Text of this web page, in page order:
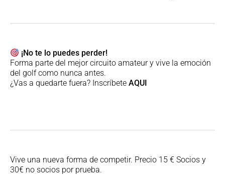
¡No te lo puedes perder!
Forma parte del mejor circuito amateur y vive la emoción
del golf como nunca antes.
¿Vas a quedarte fuera? InscríbeteAQUI
Vive una nueva forma de competir. Precio 15 € Socios y
30€ no socios por prueba.